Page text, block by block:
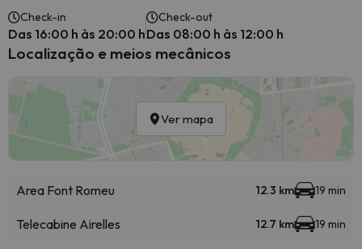
Check-in
Das 16:00 h às 20:00 h
Check-out
Das 08:00 h às 12:00 h
Localização e meios mecânicos
Ver mapa
Area Font Romeu 12.3 km 19 min
Telecabine Airelles 12.7 km 19 min